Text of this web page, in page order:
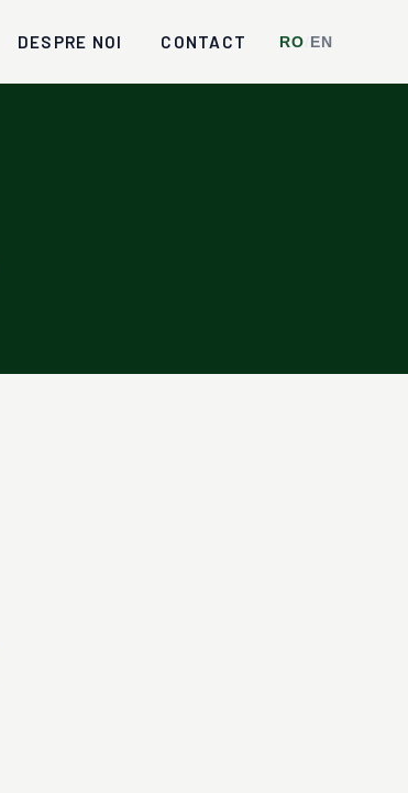
DESPRE NOI CONTACT RO EN